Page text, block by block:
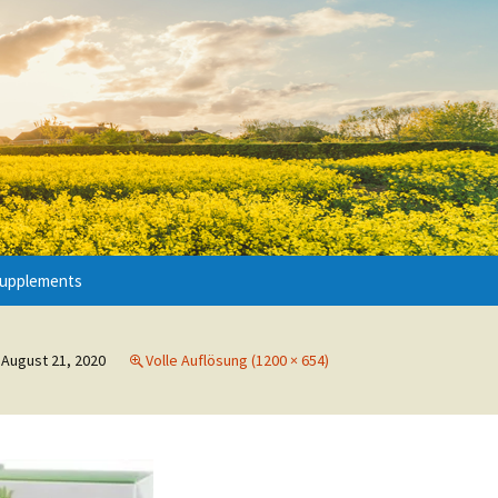
August 21, 2020 Volle Auflösung (1200 × 654)